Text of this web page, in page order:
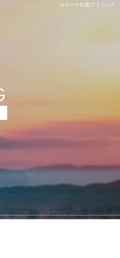
カローラ完成|ウイニング